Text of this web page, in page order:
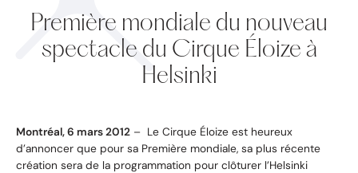
Première mondiale du nouveau
spectacle du Cirque Éloize à
Helsinki
Montréal, 6 mars 2012 – Le Cirque Éloize est heureux
d’annoncer que pour sa Première mondiale, sa plus récente
création sera de la programmation pour clôturer l’Helsinki